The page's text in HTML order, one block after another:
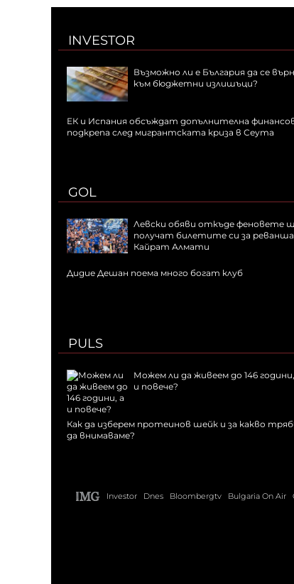
INVESTOR
Възможно ли е България да се
към бюджетни излишъци?
ЕК и Испания обсъждат допълнителна
подкрепа след мигрантската криза в Сеута
GOL
Левски обяви откъде феновете
получат билетите си за реванша
Кайрат Алмати
Дидие Дешан поема много богат клуб
PULS
Можем ли да живеем до 146
и повече?
Как да изберем протеинов шейк и за какво
да внимаваме?
Investor Dnes Bloombergtv Bulgaria On Air